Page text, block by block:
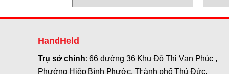
HandHeld
Trụ sở chính: 66 đường 36 Khu Đô Thị Vạn Phúc ,
Phường Hiệp Bình Phước, Thành phố Thủ Đức,